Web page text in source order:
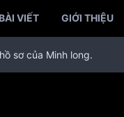
VIẾT GIỚI THIỆU
sơ của Minh long.